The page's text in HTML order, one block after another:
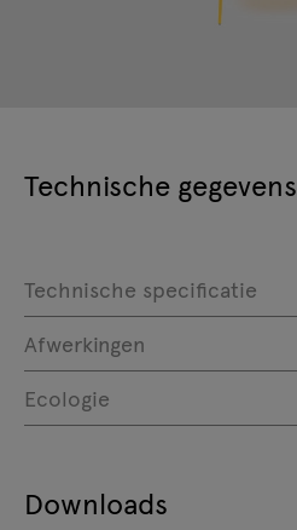
Technische gegevens
Technische specificatie
Afwerkingen
Ecologie
Downloads